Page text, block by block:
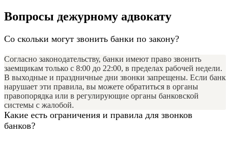
Вопросы дежурному адвокату
Со скольки могут звонить банки по закону?
Согласно законодательству, банки имеют право звонить
заемщикам только с 8:00 до 22:00, в пределах рабочей недели.
В выходные и праздничные дни звонки запрещены. Если банк
нарушает эти правила, вы можете обратиться в органы
правопорядка или в регулирующие органы банковской
системы с жалобой.
Какие есть ограничения и правила для звонков
банков?